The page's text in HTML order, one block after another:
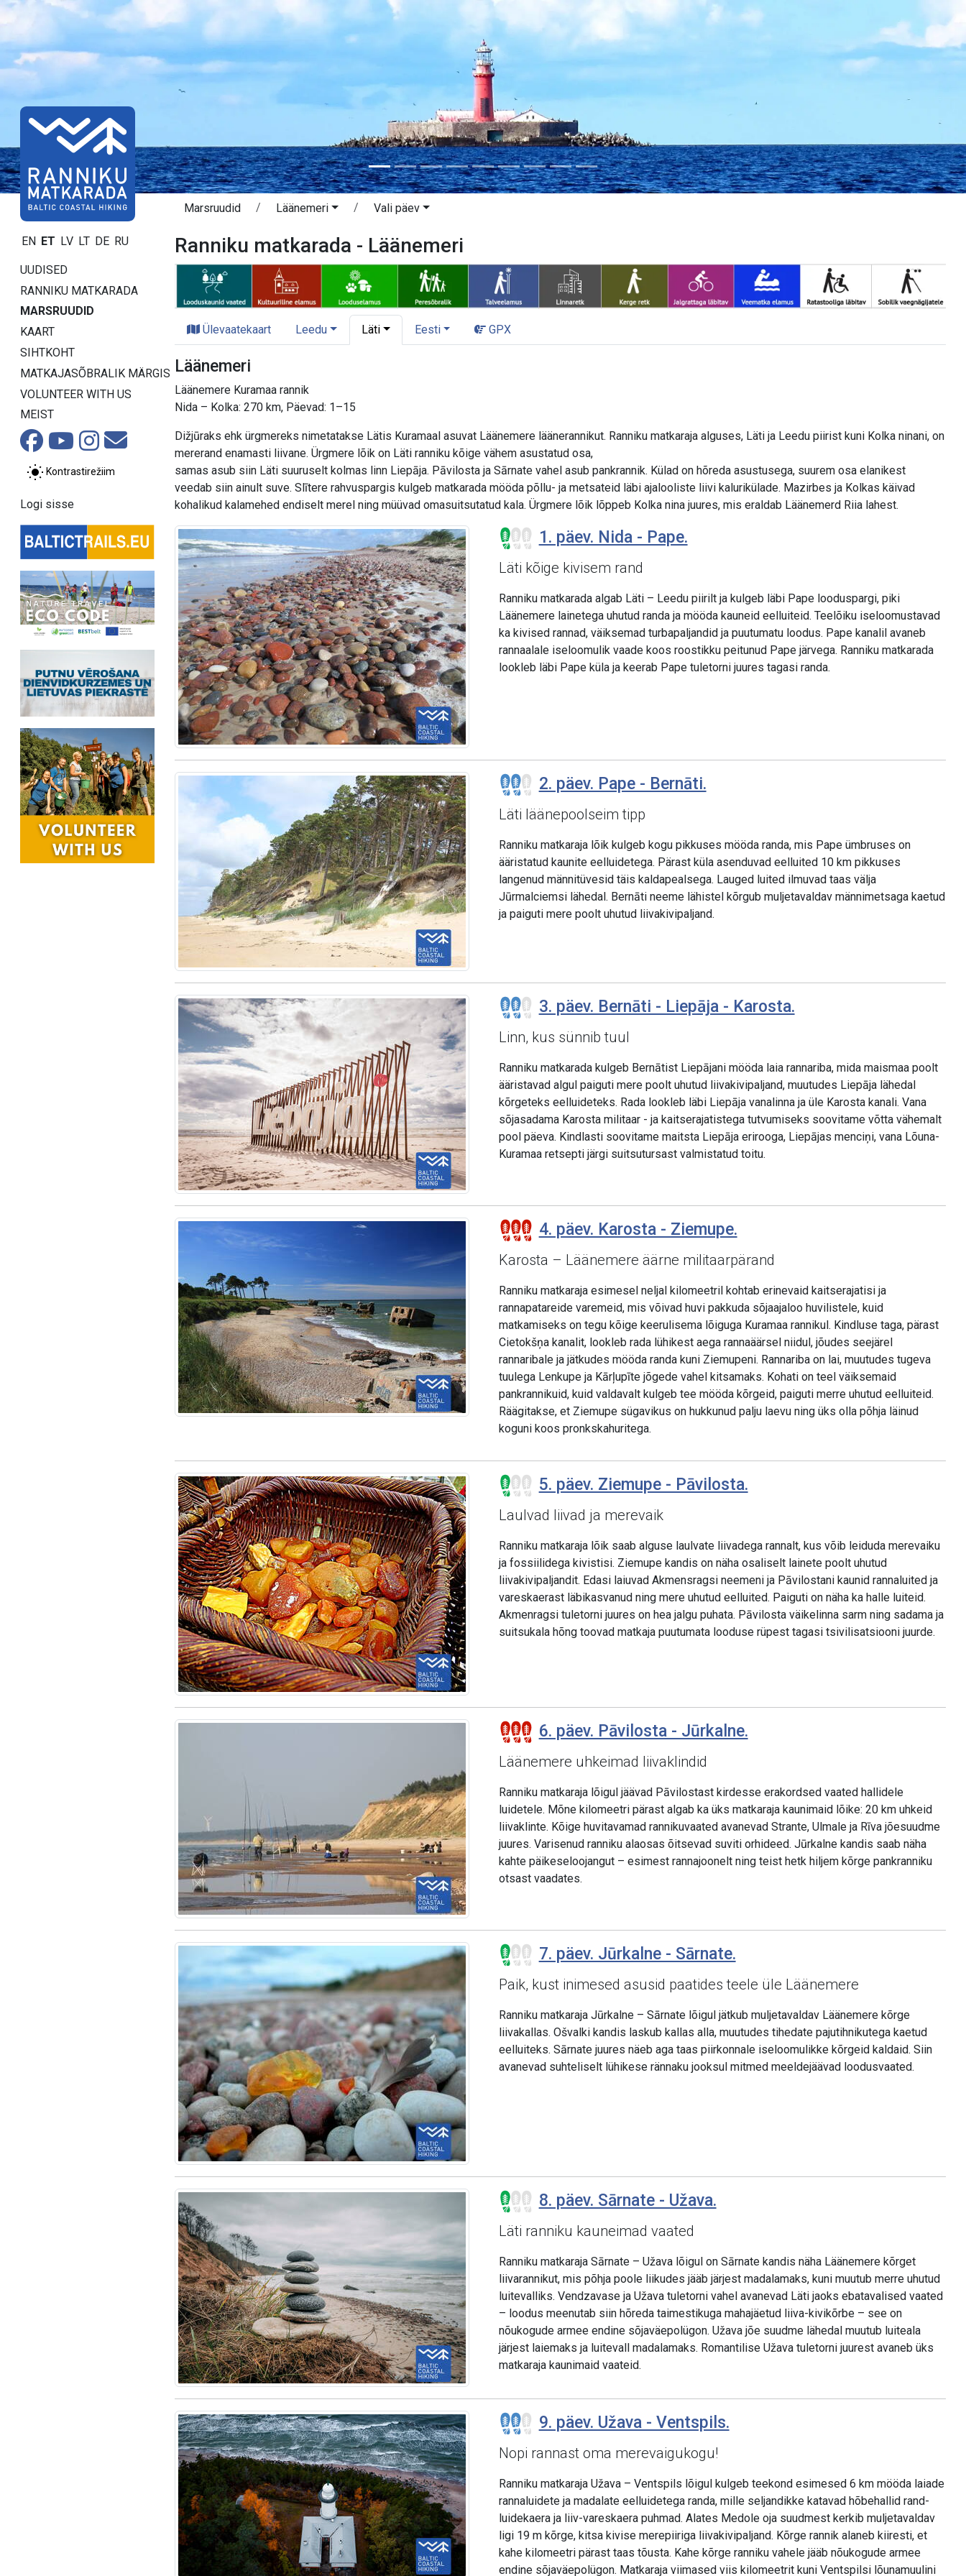
EN ET LV LT DE RU
UUDISED
RANNIKU MATKARADA
MARSRUUDID
KAART
SIHTKOHT
MATKAJASÕBRALIK MÄRGIS
VOLUNTEER WITH US
MEIST
Kontrastirežiim
Logi sisse
Marsruudid Läänemeri Vali päev
Ranniku matkarada - Läänemeri
Ülevaatekaart Leedu Läti Eesti GPX
Läänemeri
Läänemere Kuramaa rannik
Nida – Kolka: 270 km, Päevad: 1–15
Dižjūraks ehk ürgmereks nimetatakse Lätis Kuramaal asuvat Läänemere läänerannikut. Ranniku matkaraja alguses, Läti ja Leedu piirist kuni Kolka ninani, on
mererand enamasti liivane. Ürgmere lõik on Läti ranniku kõige vähem asustatud osa,
samas asub siin Läti suuruselt kolmas linn Liepāja. Pāvilosta ja Sārnate vahel asub pankrannik. Külad on hõreda asustusega, suurem osa elanikest
veedab siin ainult suve. Slītere rahvuspargis kulgeb matkarada mööda põllu- ja metsateid läbi ajalooliste liivi kalurikülade. Mazirbes ja Kolkas käivad
kohalikud kalamehed endiselt merel ning müüvad omasuitsutatud kala. Ürgmere lõik lõppeb Kolka nina juures, mis eraldab Läänemerd Riia lahest.
1. päev. Nida - Pape.
Läti kõige kivisem rand
Ranniku matkarada algab Läti – Leedu piirilt ja kulgeb läbi Pape looduspargi, piki
Läänemere lainetega uhutud randa ja mööda kauneid eelluiteid. Teelõiku iseloomustavad
ka kivised rannad, väiksemad turbapaljandid ja puutumatu loodus. Pape kanalil avaneb
rannaalale iseloomulik vaade koos roostikku peitunud Pape järvega. Ranniku matkarada
lookleb läbi Pape küla ja keerab Pape tuletorni juures tagasi randa.
2. päev. Pape - Bernāti.
Läti läänepoolseim tipp
Ranniku matkaraja lõik kulgeb kogu pikkuses mööda randa, mis Pape ümbruses on
ääristatud kaunite eelluidetega. Pärast küla asenduvad eelluited 10 km pikkuses
langenud männitüvesid täis kaldapealsega. Lauged luited ilmuvad taas välja
Jūrmalciemsi lähedal. Bernāti neeme lähistel kõrgub muljetavaldav männimetsaga kaetud
ja paiguti mere poolt uhutud liivakivipaljand.
3. päev. Bernāti - Liepāja - Karosta.
Linn, kus sünnib tuul
Ranniku matkarada kulgeb Bernātist Liepājani mööda laia rannariba, mida maismaa poolt
ääristavad algul paiguti mere poolt uhutud liivakivipaljand, muutudes Liepāja lähedal
kõrgeteks eelluideteks. Rada lookleb läbi Liepāja vanalinna ja üle Karosta kanali. Vana
sõjasadama Karosta militaar - ja kaitserajatistega tutvumiseks soovitame võtta vähemalt
pool päeva. Kindlasti soovitame maitsta Liepāja erirooga, Liepājas menciņi, vana Lõuna-
Kuramaa retsepti järgi suitsutursast valmistatud toitu.
4. päev. Karosta - Ziemupe.
Karosta – Läänemere äärne militaarpärand
Ranniku matkaraja esimesel neljal kilomeetril kohtab erinevaid kaitserajatisi ja
rannapatareide varemeid, mis võivad huvi pakkuda sõjaajaloo huvilistele, kuid
matkamiseks on tegu kõige keerulisema lõiguga Kuramaa rannikul. Kindluse taga, pärast
Cietokšņa kanalit, lookleb rada lühikest aega rannaäärsel niidul, jõudes seejärel
rannaribale ja jätkudes mööda randa kuni Ziemupeni. Rannariba on lai, muutudes tugeva
tuulega Lenkupe ja Kārļupīte jõgede vahel kitsamaks. Kohati on teel väiksemaid
pankrannikuid, kuid valdavalt kulgeb tee mööda kõrgeid, paiguti merre uhutud eelluiteid.
Räägitakse, et Ziemupe sügavikus on hukkunud palju laevu ning üks olla põhja läinud
koguni koos pronkskahuritega.
5. päev. Ziemupe - Pāvilosta.
Laulvad liivad ja merevaik
Ranniku matkaraja lõik saab alguse laulvate liivadega rannalt, kus võib leiduda merevaiku
ja fossiilidega kivistisi. Ziemupe kandis on näha osaliselt lainete poolt uhutud
liivakivipaljandit. Edasi laiuvad Akmensragsi neemeni ja Pāvilostani kaunid rannaluited ja
vareskaerast läbikasvanud ning mere uhutud eelluited. Paiguti on näha ka halle luiteid.
Akmenragsi tuletorni juures on hea jalgu puhata. Pāvilosta väikelinna sarm ning sadama ja
suitsukala hõng toovad matkaja puutumata looduse rüpest tagasi tsivilisatsiooni juurde.
6. päev. Pāvilosta - Jūrkalne.
Läänemere uhkeimad liivaklindid
Ranniku matkaraja lõigul jäävad Pāvilostast kirdesse erakordsed vaated hallidele
luidetele. Mõne kilomeetri pärast algab ka üks matkaraja kaunimaid lõike: 20 km uhkeid
liivaklinte. Kõige huvitavamad rannikuvaated avanevad Strante, Ulmale ja Rīva jõesuudme
juures. Varisenud ranniku alaosas õitsevad suviti orhideed. Jūrkalne kandis saab näha
kahte päikeseloojangut – esimest rannajoonelt ning teist hetk hiljem kõrge pankranniku
otsast vaadates.
7. päev. Jūrkalne - Sārnate.
Paik, kust inimesed asusid paatides teele üle Läänemere
Ranniku matkaraja Jūrkalne – Sārnate lõigul jätkub muljetavaldav Läänemere kõrge
liivakallas. Ošvalki kandis laskub kallas alla, muutudes tihedate pajutihnikutega kaetud
eelluiteks. Sārnate juures näeb aga taas piirkonnale iseloomulikke kõrgeid kaldaid. Siin
avanevad suhteliselt lühikese rännaku jooksul mitmed meeldejäävad loodusvaated.
8. päev. Sārnate - Užava.
Läti ranniku kauneimad vaated
Ranniku matkaraja Sārnate – Užava lõigul on Sārnate kandis näha Läänemere kõrget
liivarannikut, mis põhja poole liikudes jääb järjest madalamaks, kuni muutub merre uhutud
luitevalliks. Vendzavase ja Užava tuletorni vahel avanevad Läti jaoks ebatavalised vaated
– loodus meenutab siin hõreda taimestikuga mahajäetud liiva-kivikõrbe – see on
nõukogude armee endine sõjaväepolügon. Užava jõe suudme lähedal muutub luiteala
järjest laiemaks ja luitevall madalamaks. Romantilise Užava tuletorni juurest avaneb üks
matkaraja kaunimaid vaateid.
9. päev. Užava - Ventspils.
Nopi rannast oma merevaigukogu!
Ranniku matkaraja Užava – Ventspils lõigul kulgeb teekond esimesed 6 km mööda laiade
rannaluidete ja madalate eelluidetega randa, mille seljandikke katavad hõbehallid rand-
luidekaera ja liiv-vareskaera puhmad. Alates Medole oja suudmest kerkib muljetavaldav
ligi 19 m kõrge, kitsa kivise merepiiriga liivakivipaljand. Kõrge rannik alaneb kiiresti, et
kahe kilomeetri pärast taas tõusta. Kahe kõrge ranniku vahele jääb nõukogude armee
endine sõjaväepolügon. Matkaraja viimased viis kilomeetrit kuni Ventspilsi lõunamuulini